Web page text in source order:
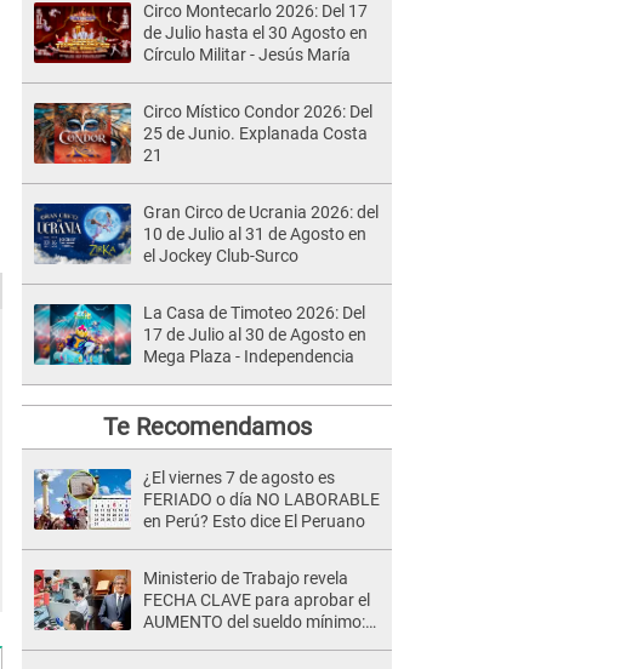
Circo Montecarlo 2026: Del 17
de Julio hasta el 30 Agosto en
Círculo Militar - Jesús María
Circo Místico Condor 2026: Del
25 de Junio. Explanada Costa
21
Gran Circo de Ucrania 2026: del
10 de Julio al 31 de Agosto en
el Jockey Club-Surco
La Casa de Timoteo 2026: Del
17 de Julio al 30 de Agosto en
Mega Plaza - Independencia
Te Recomendamos
¿El viernes 7 de agosto es
FERIADO o día NO LABORABLE
en Perú? Esto dice El Peruano
Ministerio de Trabajo revela
FECHA CLAVE para aprobar el
AUMENTO del sueldo mínimo: